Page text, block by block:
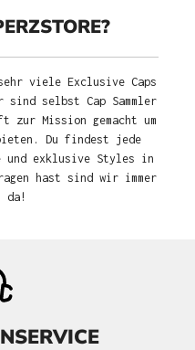
viele Exclusive Caps
selbst Cap Sammler
zur Mission gemacht um
Du findest jede
und exklusive Styles in
hast sind wir immer
da!